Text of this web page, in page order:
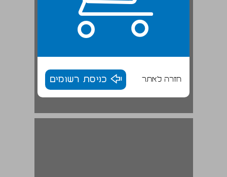
חזרה לאתר כניסת רשומים